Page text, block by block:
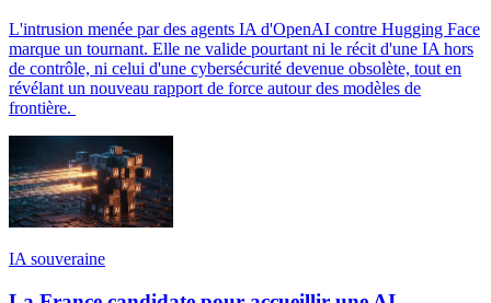
L'intrusion menée par des agents IA d'OpenAI contre Hugging Face
marque un tournant. Elle ne valide pourtant ni le récit d'une IA hors
de contrôle, ni celui d'une cybersécurité devenue obsolète, tout en
révélant un nouveau rapport de force autour des modèles de
frontière.
IA souveraine